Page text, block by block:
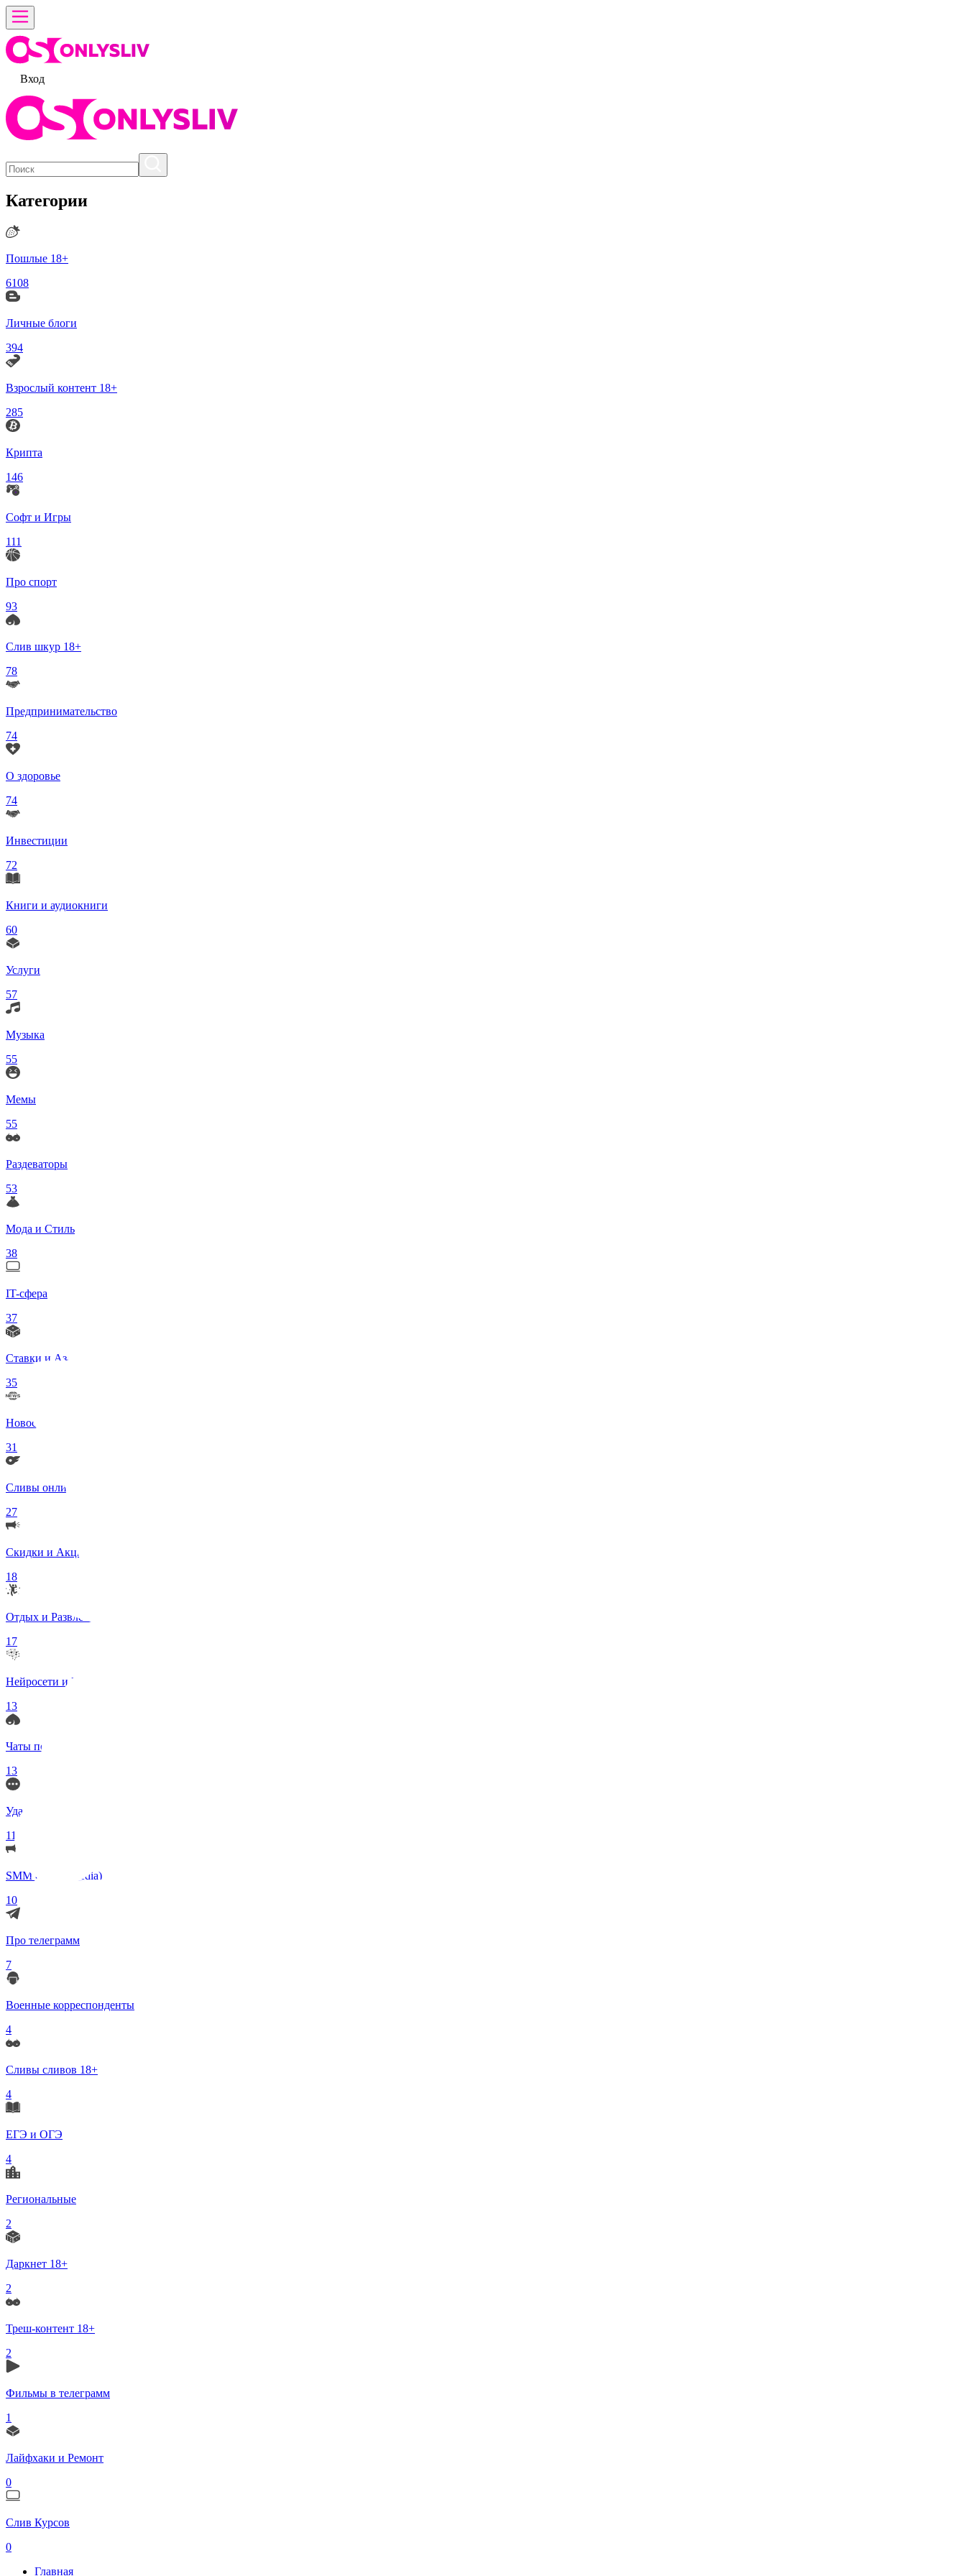
Вход
Категории
Пошлые 18+
6108
Личные блоги
394
Взрослый контент 18+
285
Крипта
146
Софт и Игры
111
Про спорт
93
Слив шкур 18+
78
Предпринимательство
74
О здоровье
74
Инвестиции
72
Книги и аудиокниги
60
Услуги
57
Музыка
55
Мемы
55
Раздеваторы
53
Мода и Стиль
38
IT-сфера
37
Ставки и Азартные игры
35
Новости в мире
31
Сливы онлифанс моделей 18+
27
Скидки и Акции
18
Отдых и Развлечения
17
Нейросети и ИИ
13
Чаты по интересам
13
Удаленка (Работа)
11
SMM (Social Media)
10
Про телеграмм
7
Военные корреспонденты
4
Сливы сливов 18+
4
ЕГЭ и ОГЭ
4
Региональные
2
Даркнет 18+
2
Треш-контент 18+
2
Фильмы в телеграмм
1
Лайфхаки и Ремонт
0
Слив Курсов
0
Главная